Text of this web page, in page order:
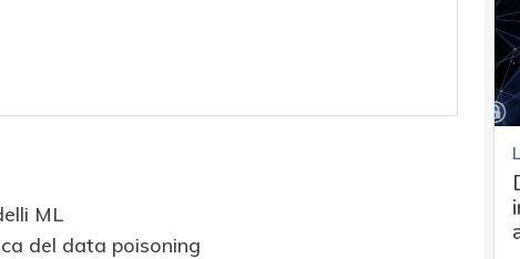
ML
del data poisoning